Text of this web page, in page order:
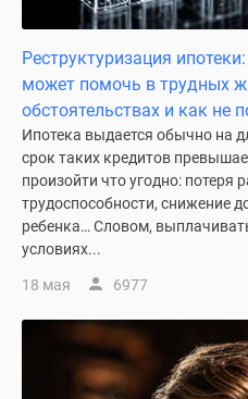
Новости
недвижимости
Мнение
эксперта
Аналитика
рынка
Покупателю
Экспертиза
новостроек
авторы
Реструктуризация
может помочь в трудных
обстоятельствах и как не
Ипотека выдается обычно на
срок таких кредитов
произойти что угодно: потеря
трудоспособности, снижение
ребенка… Словом,
условиях...
18 мая 6977